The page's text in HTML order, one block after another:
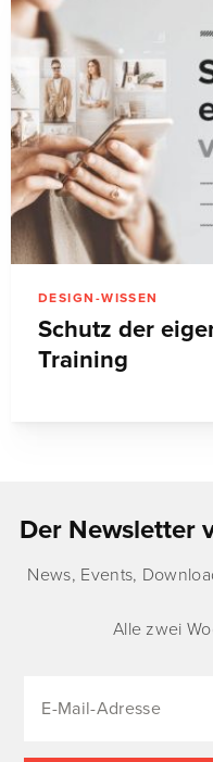
DESIGN-WISSEN
Schutz der
Training
Der Newsletter
News, Events,
Alle zwei